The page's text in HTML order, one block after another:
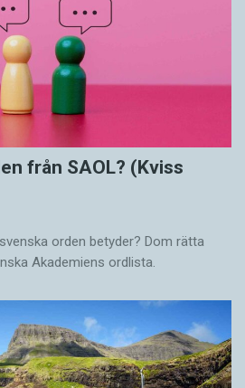
från SAOL? (Kviss
orden betyder? Dom rätta
Akademiens ordlista.